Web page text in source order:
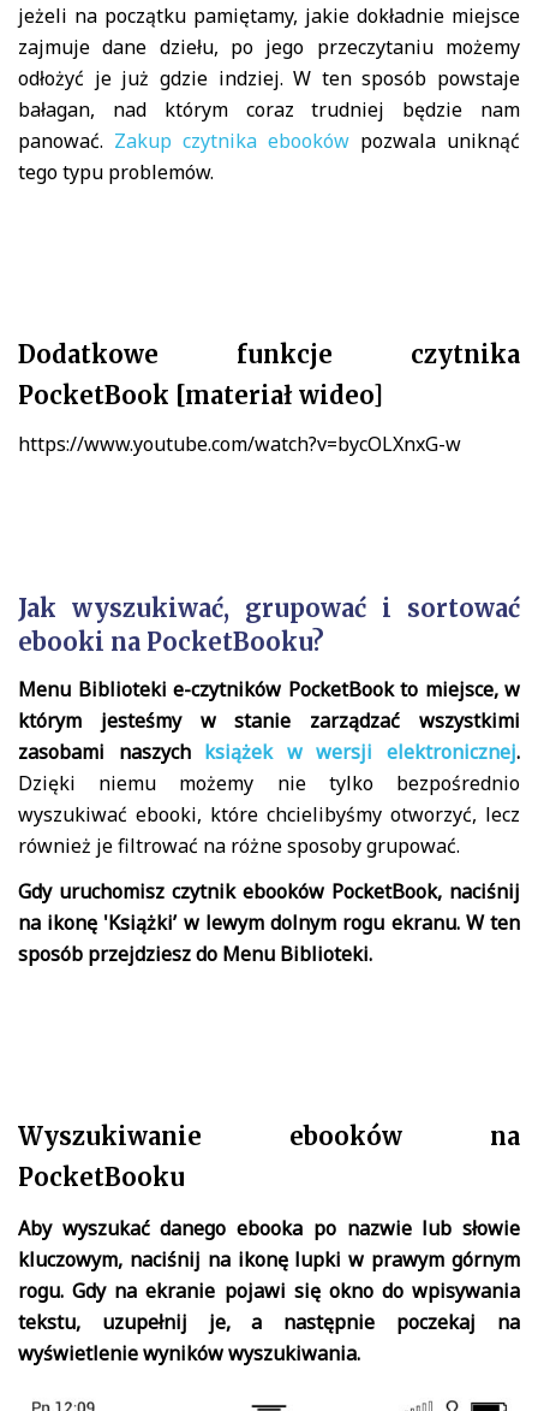
jeżeli na początku pamiętamy, jakie dokładnie miejsce
zajmuje dane dziełu, po jego przeczytaniu możemy
odłożyć je już gdzie indziej. W ten sposób powstaje
bałagan, nad którym coraz trudniej będzie nam
panować. Zakup czytnika ebooków pozwala uniknąć
tego typu problemów.
Dodatkowe funkcje czytnika
PocketBook [materiał wideo]
https://www.youtube.com/watch?v=bycOLXnxG-w
Jak wyszukiwać, grupować i sortować
ebooki na PocketBooku?
Menu Biblioteki e-czytników PocketBook to miejsce, w
którym jesteśmy w stanie zarządzać wszystkimi
zasobami naszych książek w wersji elektronicznej.
Dzięki niemu możemy nie tylko bezpośrednio
wyszukiwać ebooki, które chcielibyśmy otworzyć, lecz
również je filtrować na różne sposoby grupować.
Gdy uruchomisz czytnik ebooków PocketBook, naciśnij
na ikonę 'Książki’ w lewym dolnym rogu ekranu. W ten
sposób przejdziesz do Menu Biblioteki.
Wyszukiwanie ebooków na
PocketBooku
Aby wyszukać danego ebooka po nazwie lub słowie
kluczowym, naciśnij na ikonę lupki w prawym górnym
rogu. Gdy na ekranie pojawi się okno do wpisywania
tekstu, uzupełnij je, a następnie poczekaj na
wyświetlenie wyników wyszukiwania.